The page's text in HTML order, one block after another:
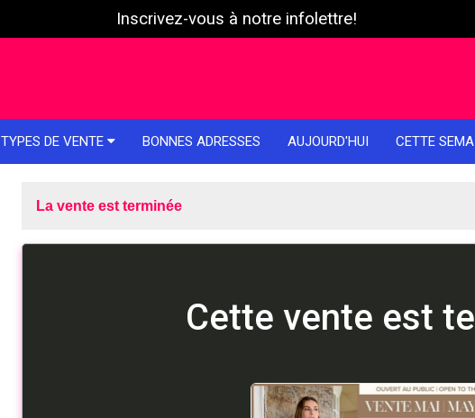
Inscrivez-vous à notre infolettre!
TYPES DE VENTE BONNES ADRESSES AUJOURD'HUI CETTE
La vente est terminée
Cette vente est